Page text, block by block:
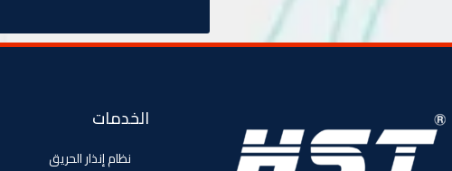
الخدمات
نظام إنذار الحريق